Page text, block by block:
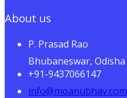
About us
P. Prasad Rao
Bhubaneswar, Odisha
+91-9437066147
info@moanubhav.com